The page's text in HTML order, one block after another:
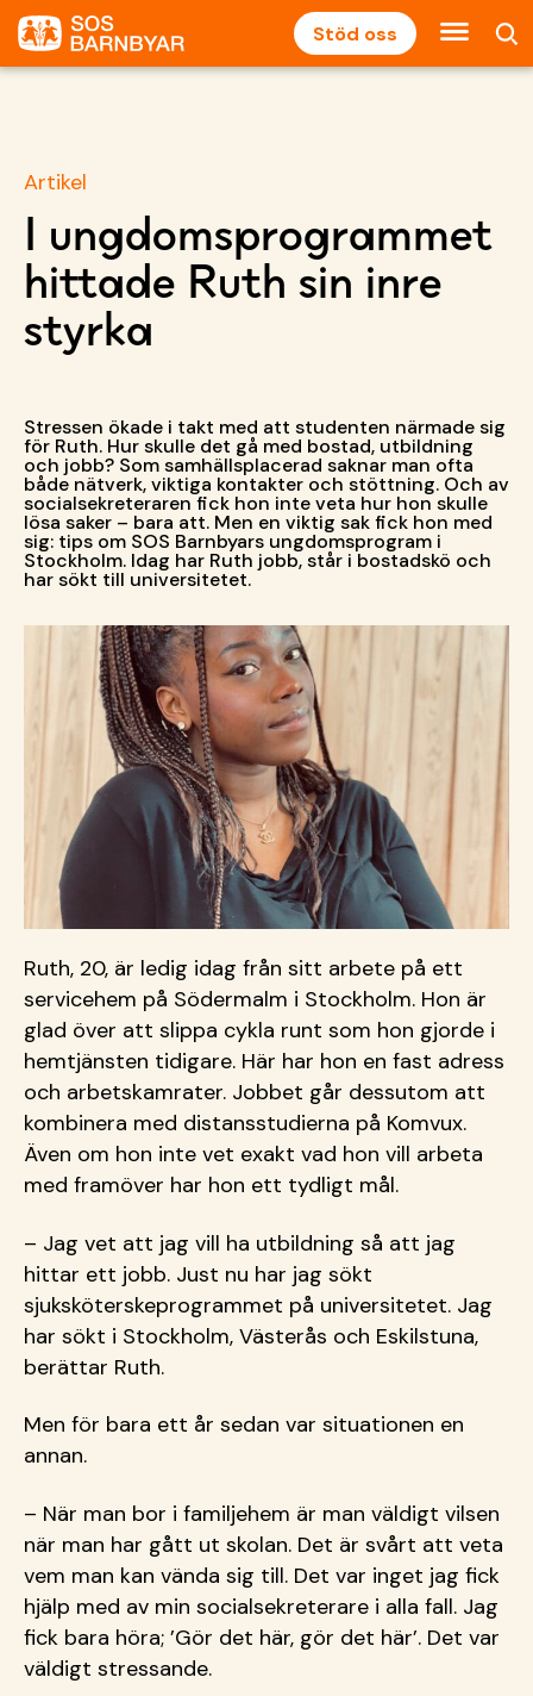
Stöd oss
Artikel
I ungdomsprogrammet
hittade Ruth sin inre
styrka
Stressen ökade i takt med att studenten närmade sig
för Ruth. Hur skulle det gå med bostad, utbildning
och jobb? Som samhällsplacerad saknar man ofta
både nätverk, viktiga kontakter och stöttning. Och av
socialsekreteraren fick hon inte veta hur hon skulle
lösa saker – bara att. Men en viktig sak fick hon med
sig: tips om SOS Barnbyars ungdomsprogram i
Stockholm. Idag har Ruth jobb, står i bostadskö och
har sökt till universitetet.
Ruth, 20, är ledig idag från sitt arbete på ett
servicehem på Södermalm i Stockholm. Hon är
glad över att slippa cykla runt som hon gjorde i
hemtjänsten tidigare. Här har hon en fast adress
och arbetskamrater. Jobbet går dessutom att
kombinera med distansstudierna på Komvux.
Även om hon inte vet exakt vad hon vill arbeta
med framöver har hon ett tydligt mål.
– Jag vet att jag vill ha utbildning så att jag
hittar ett jobb. Just nu har jag sökt
sjuksköterskeprogrammet på universitetet. Jag
har sökt i Stockholm, Västerås och Eskilstuna,
berättar Ruth.
Men för bara ett år sedan var situationen en
annan.
– När man bor i familjehem är man väldigt vilsen
när man har gått ut skolan. Det är svårt att veta
vem man kan vända sig till. Det var inget jag fick
hjälp med av min socialsekreterare i alla fall. Jag
fick bara höra; ’Gör det här, gör det här’. Det var
väldigt stressande.